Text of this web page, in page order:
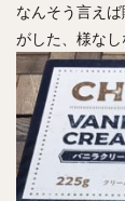
なんそう言え
がした、様なし